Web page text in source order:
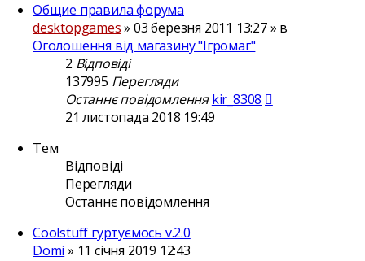
Общие правила форума
desktopgames»03 березня 2011 13:27» в
Оголошення від магазину "Ігромаг"
2 Відповіді
137995 Перегляди
Останнє повідомленняkir_8308
21 листопада 2018 19:49
Тем
Відповіді
Перегляди
Останнє повідомлення
Coolstuff гуртуємось v.2.0
Domi » 11 січня 2019 12:43